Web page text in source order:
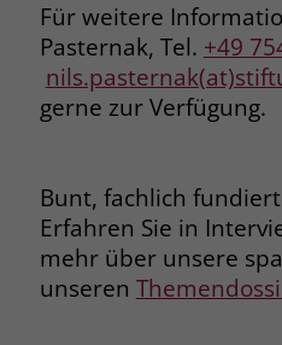
Für weitere
Pasternak, Tel. +49
gerne zur Verfügung.
Bunt, fachlich
Erfahren Sie in
mehr über unsere
unseren
Anbieter Google Ads
Laufzeit 90 Tage
Zweck
Dieses
Es enthält
welche
sodass
Bestellungen